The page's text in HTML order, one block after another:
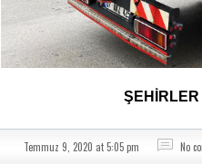
ŞEHİRLER
Temmuz 9, 2020 at 5:05 pm No